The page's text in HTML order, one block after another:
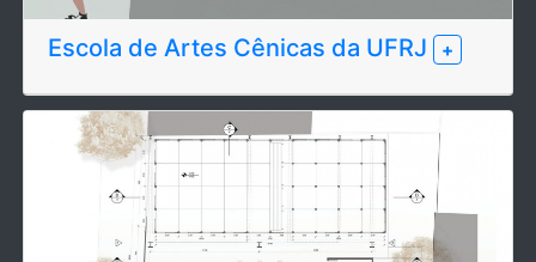
Escola de Artes Cênicas da UFRJ +